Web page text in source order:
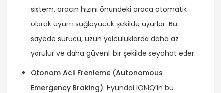
sistem, aracın hızını önündeki araca otomatik
olarak uyum sağlayacak şekilde ayarlar. Bu
sayede sürücü, uzun yolculuklarda daha az
yorulur ve daha güvenli bir şekilde seyahat eder.
Otonom Acil Frenleme (Autonomous
Emergency Braking): Hyundai IONIQ’in bu